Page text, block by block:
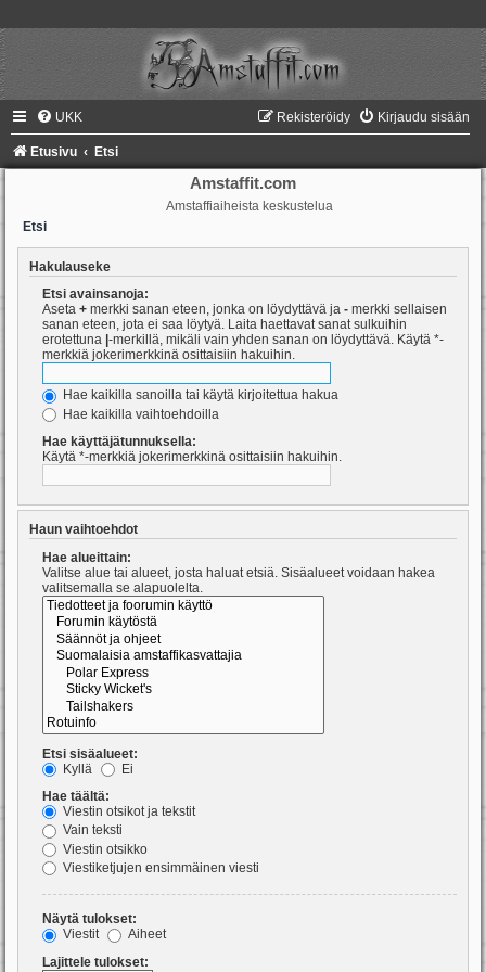
UKK Kirjaudu sisään
Rekisteröidy
Etusivu Etsi
Amstaffit.com
Amstaffiaiheista keskustelua
Etsi
Hakulauseke
Etsi avainsanoja:
Aseta + merkki sanan eteen, jonka on löydyttävä ja - merkki sellaisen
sanan eteen, jota ei saa löytyä. Laita haettavat sanat sulkuihin
erotettuna -merkillä, mikäli vain yhden sanan on löydyttävä. Käytä *-
merkkiä jokerimerkkinä osittaisiin hakuihin.
Hae kaikilla sanoilla tai käytä kirjoitettua hakua
Hae kaikilla vaihtoehdoilla
Hae käyttäjätunnuksella:
Käytä *-merkkiä jokerimerkkinä osittaisiin hakuihin.
Haun vaihtoehdot
Hae alueittain:
Valitse alue tai alueet, josta haluat etsiä. Sisäalueet voidaan hakea
valitsemalla se alapuolelta.
Etsi sisäalueet:
Kyllä
Ei
Hae täältä:
Viestin otsikot ja tekstit
Vain teksti
Viestin otsikko
Viestiketjujen ensimmäinen viesti
Näytä tulokset:
Viestit
Aiheet
Lajittele tulokset: